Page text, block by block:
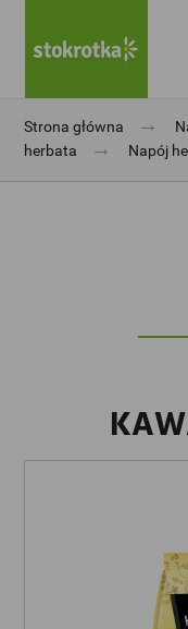
Strona główna →
herbata
→ Napój